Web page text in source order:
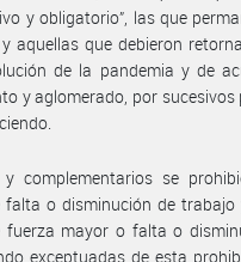
y obligatorio”, las que
aquellas que debieron
de la pandemia y de
y aglomerado, por sucesivos
y complementarios se
o disminución de trabajo
fuerza mayor o falta o
exceptuadas de esta